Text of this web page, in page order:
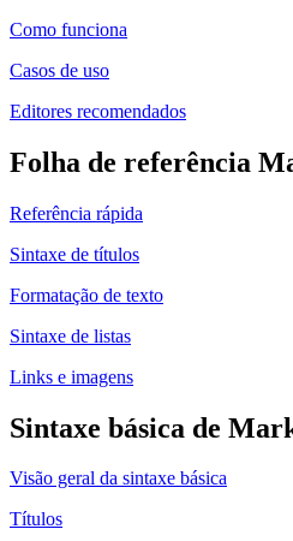
Como funciona
Casos de uso
Editores recomendados
Folha de referência
Referência rápida
Sintaxe de títulos
Formatação de texto
Sintaxe de listas
Links e imagens
Sintaxe básica de
Visão geral da sintaxe básica
Títulos